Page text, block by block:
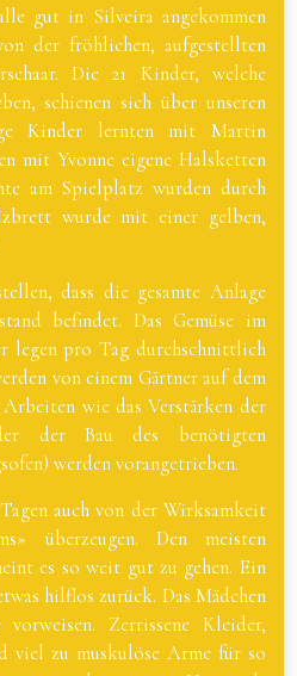
gut in Silveira angekommen
der fröhlichen, aufgestellten
Die 21 Kinder, welche
schienen sich über unseren
Kinder lernten mit Martin
mit Yvonne eigene Halsketten
am Spielplatz wurden durch
wurde mit einer gelben,
dass die gesamte Anlage
befindet. Das Gemüse im
legen pro Tag durchschnittlich
von einem Gärtner auf dem
wie das Verstärken der
der Bau des benötigten
werden vorangetrieben.
auch von der Wirksamkeit
überzeugen. Den meisten
es so weit gut zu gehen. Ein
hilflos zurück. Das Mädchen
Zerrissene Kleider,
viel zu muskulöse Arme für so